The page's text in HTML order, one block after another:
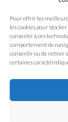
Pour offrir les
les cookies pour
consentir à ces
comportement de
consentir ou de retirer
certaines